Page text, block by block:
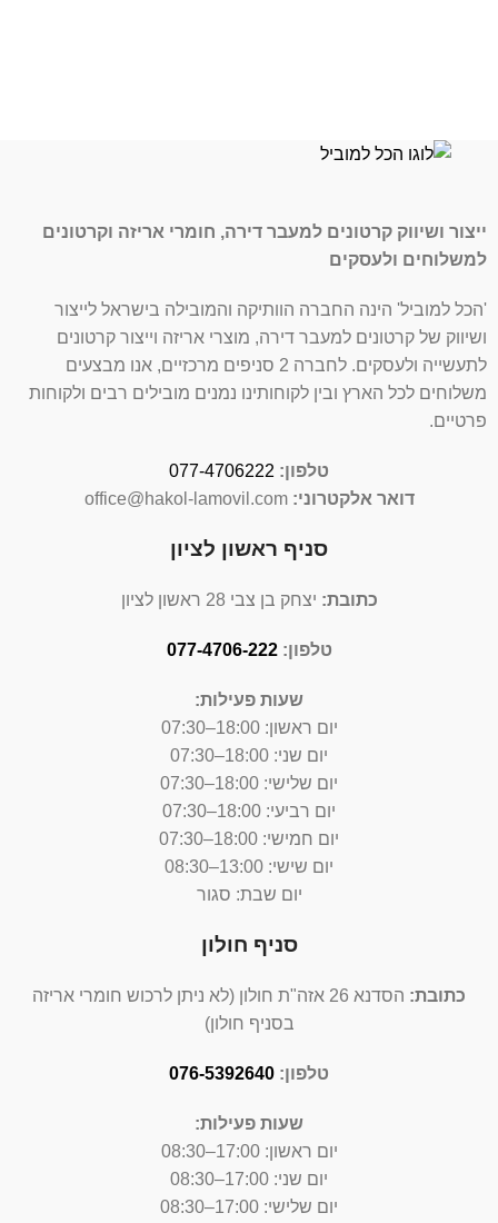
ייצור ושיווק קרטונים למעבר דירה, חומרי אריזה וקרטונים
למשלוחים ולעסקים
'הכל למוביל' הינה החברה הוותיקה והמובילה בישראל לייצור
ושיווק של קרטונים למעבר דירה, מוצרי אריזה וייצור קרטונים
לתעשייה ולעסקים. לחברה 2 סניפים מרכזיים, אנו מבצעים
משלוחים לכל הארץ ובין לקוחותינו נמנים מובילים רבים ולקוחות
פרטיים.
טלפון: 077-4706222
דואר אלקטרוני: office@hakol-lamovil.com
סניף ראשון לציון
כתובת: יצחק בן צבי 28 ראשון לציון
טלפון:077-4706-222
שעות פעילות:
יום ראשון:18:00–07:30
יום שני: 18:00–07:30
יום שלישי: 18:00–07:30
יום רביעי: 18:00–07:30
יום חמישי: 18:00–07:30
יום שישי: 13:00–08:30
יום שבת: סגור
סניף חולון
כתובת:
הסדנא 26 אזה"ת חולון (לא ניתן לרכוש חומרי אריזה
בסניף חולון)
טלפון: 076-5392640
שעות פעילות:
יום ראשון: 17:00–08:30
יום שני: 17:00–08:30
יום שלישי: 17:00–08:30